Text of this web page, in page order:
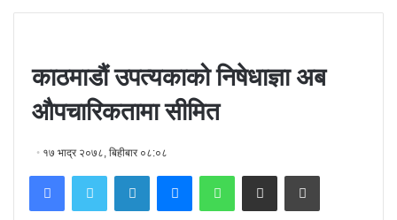
काठमाडौं उपत्यकाको निषेधाज्ञा अब
औपचारिकतामा सीमित
१७ भाद्र २०७८, बिहीबार ०८:०८